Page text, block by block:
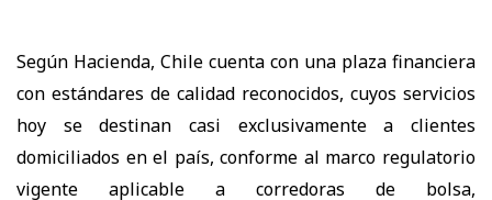
Según Hacienda, Chile cuenta con una plaza financiera
con estándares de calidad reconocidos, cuyos servicios
hoy se destinan casi exclusivamente a clientes
domiciliados en el país, conforme al marco regulatorio
vigente aplicable a corredoras de bolsa,